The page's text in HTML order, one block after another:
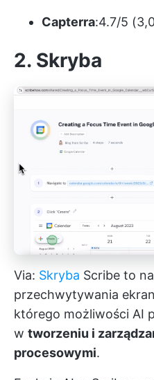
Capterra:4.7/5
2. Skryba
Via: Skryba Scribe to
przechwytywania
którego możliwości AI
w tworzeniu i
procesowymi.